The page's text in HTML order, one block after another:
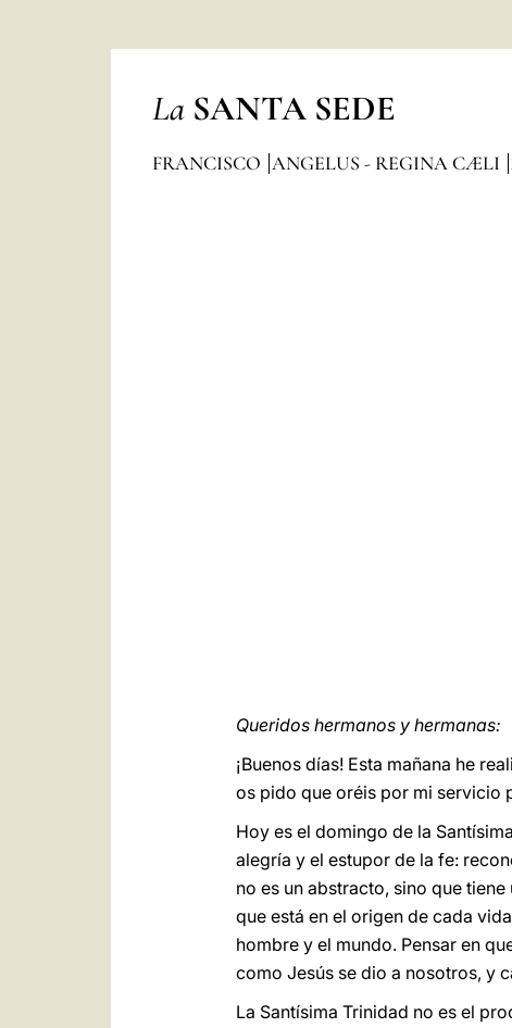
La SANTA SEDE
FRANCISCO ANGELUS - REGINA CÆLI
Queridos hermanos y hermanas:
¡Buenos días! Esta mañana he
os pido que oréis por mi servicio
Hoy es el domingo de la
alegría y el estupor de la fe:
no es un abstracto, sino que
que está en el origen de cada
hombre y el mundo. Pensar en
como Jesús se dio a nosotros, y
La Santísima Trinidad no es el